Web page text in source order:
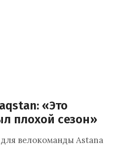
«Это
плохой сезон»
велокоманды Astana